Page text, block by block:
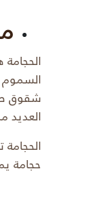
السموم
شقوق
العديد
حجامة